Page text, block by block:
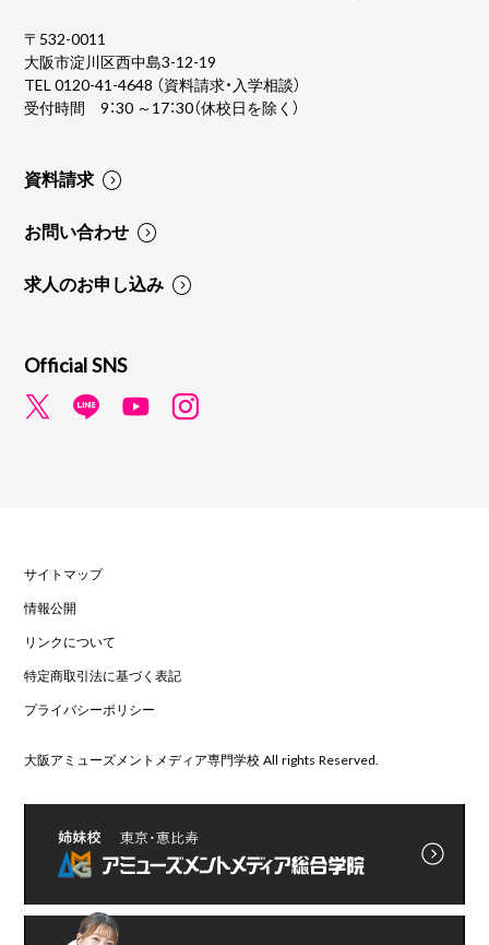
〒532-0011
大阪市淀川区西中島3-12-19
TEL0120-41-4648 （資料請求・入学相談）
受付時間 9：30 ～17：30（休校日を除く）
資料請求
お問い合わせ
求人のお申し込み
Official SNS
サイトマップ
情報公開
リンクについて
特定商取引法に基づく表記
プライバシーポリシー
大阪アミューズメントメディア専門学校 All rights Reserved.